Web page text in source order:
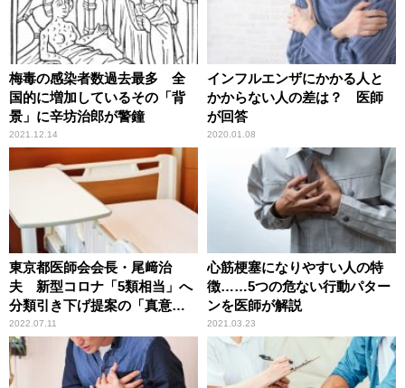
梅毒の感染者数過去最多 全
国的に増加しているその「背
景」に辛坊治郎が警鐘
2021.12.14
インフルエンザにかかる人と
かからない人の差は？ 医師
が回答
2020.01.08
東京都医師会会長・尾﨑治
夫 新型コロナ「5類相当」へ
分類引き下げ提案の「真意」
を語る
2022.07.11
心筋梗塞になりやすい人の特
徴……5つの危ない行動パター
ンを医師が解説
2021.03.23